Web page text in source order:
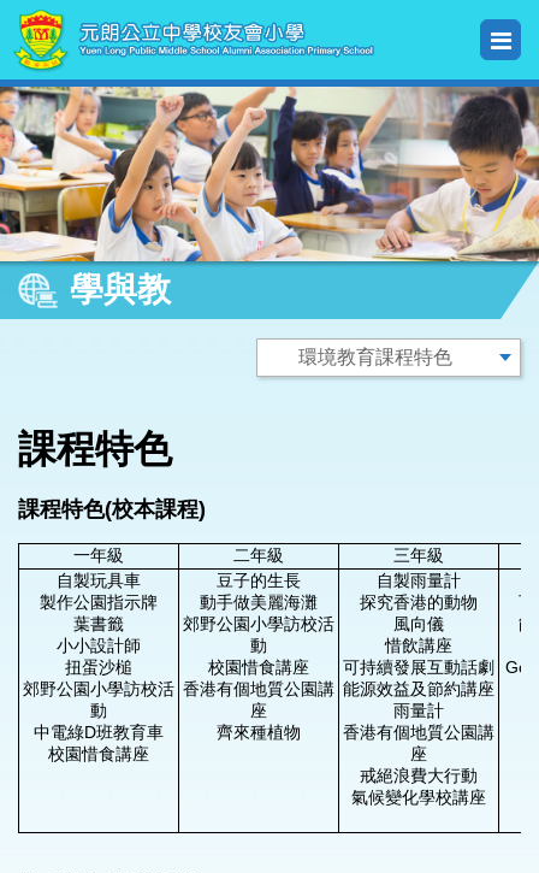
學與教
課程特色
課程特色(校本課程)
一年級 二年級
三年級
自製玩具車
製作公園指示牌
葉書籤
小小設計師
扭蛋沙槌
郊野公園小學訪校活
動
中電綠D班教育車
校園惜食講座
豆子的生長
動手做美麗海灘
郊野公園小學訪校活
動
校園惜食講座
香港有個地質公園講
座
齊來種植物
自製雨量計
探究香港的動物
風向儀
惜飲講座
可持續發展互動話劇
能源效益及節約講座
雨量計
香港有個地質公園講
座
戒絕浪費大行動
氣候變化學校講座
可
能